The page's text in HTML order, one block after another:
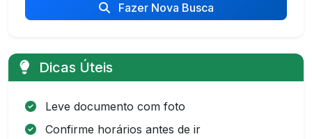
Fazer Nova Busca
Dicas Úteis
Leve documento com foto
Confirme horários antes de ir